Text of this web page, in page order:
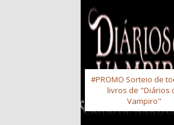
#PROMO Sorteio de
livros de "Diários
Vampiro"